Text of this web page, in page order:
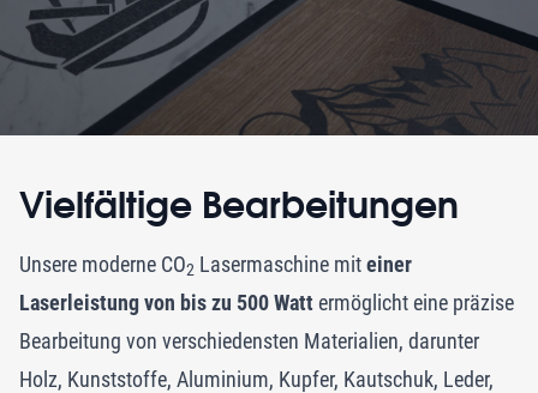
Vielfältige Bearbeitungen
Unsere moderne CO2 Lasermaschine miteiner
Laserleistung von bis zu 500 Wattermöglicht eine präzise
Bearbeitung von verschiedensten Materialien, darunter
Holz, Kunststoffe, Aluminium, Kupfer, Kautschuk, Leder,